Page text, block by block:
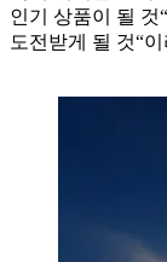
인기 상품이 될 것
도전받게 될 것“